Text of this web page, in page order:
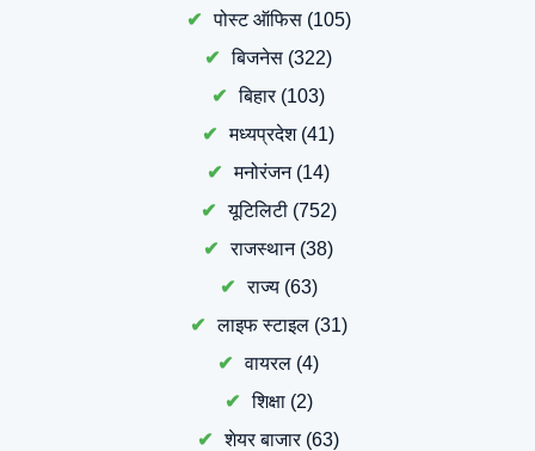
पोस्ट ऑफिस(105)
बिजनेस (322)
बिहार(103)
मध्यप्रदेश(41)
मनोरंजन(14)
यूटिलिटी(752)
राजस्थान(38)
राज्य(63)
लाइफ स्टाइल(31)
वायरल (4)
शिक्षा(2)
शेयर बाजार(63)